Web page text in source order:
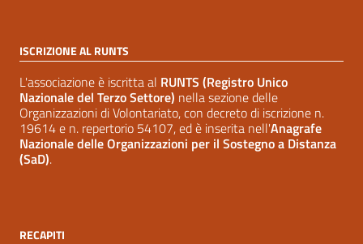
ISCRIZIONE AL RUNTS
L'associazione è iscritta al RUNTS (Registro Unico
Nazionale del Terzo Settore) nella sezione delle
Organizzazioni di Volontariato, con decreto di iscrizione n.
19614 e n. repertorio 54107, ed è inserita nell'Anagrafe
Nazionale delle Organizzazioni per il Sostegno a Distanza
(SaD).
RECAPITI